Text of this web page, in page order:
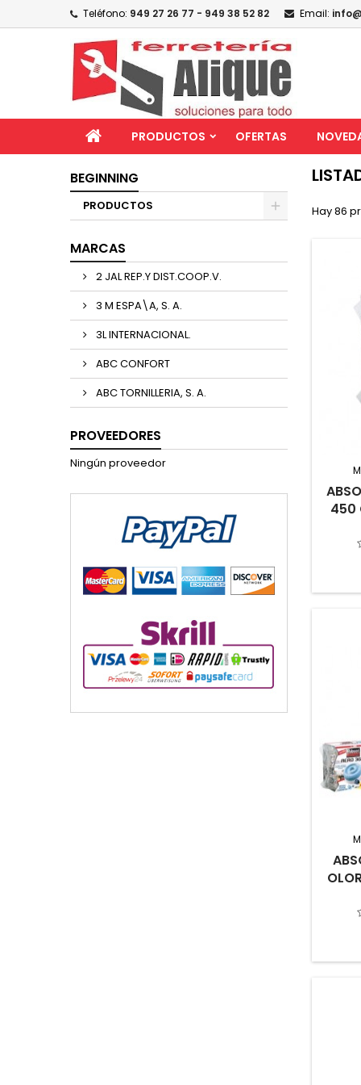
Teléfono: 949 27 26 77 - 949 38 52 82 Email:
PRODUCTOS OFERTAS
BEGINNING
PRODUCTOS
MARCAS
2 JAL REP.Y DIST.COOP.V.
3 M ESPA\A, S. A.
3L INTERNACIONAL.
ABC CONFORT
ABC TORNILLERIA, S. A.
PROVEEDORES
Ningún proveedor
Hay 86
450